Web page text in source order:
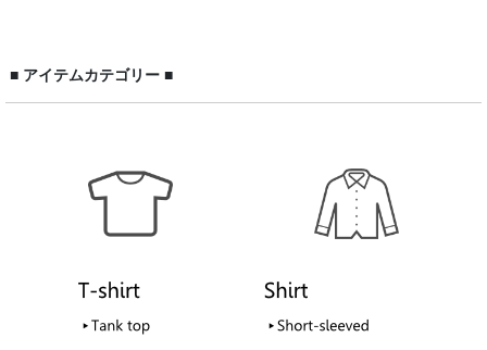
■ アイテムカテゴリー ■